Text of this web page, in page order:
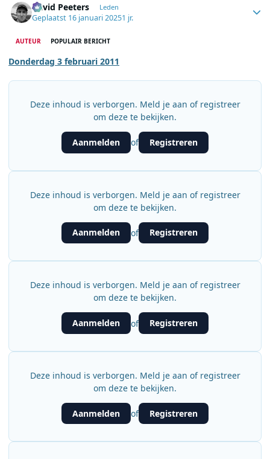
David Peeters Leden
Geplaatst 16 januari 20251 jr.
AUTEUR POPULAIR BERICHT
Donderdag 3 februari 2011
Deze inhoud is verborgen. Meld je aan of registreer
om deze te bekijken.
Aanmelden of Registreren
Deze inhoud is verborgen. Meld je aan of registreer
om deze te bekijken.
Aanmelden of Registreren
Deze inhoud is verborgen. Meld je aan of registreer
om deze te bekijken.
Aanmelden of Registreren
Deze inhoud is verborgen. Meld je aan of registreer
om deze te bekijken.
Aanmelden of Registreren